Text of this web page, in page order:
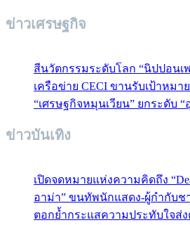
ข่าวเศรษฐกิจ
สีนวัตกรรมระดับโลก “นิปปอนเ
เครือข่าย CECI ขานรับเป้าหม
“เศรษฐกิจหมุนเวียน” ยกระดับ
ข่าวบันเทิง
เปิดจดหมายแห่งความคิดถึง
อาม่า” ขนทัพนักแสดง-ผู้กำกับช
ตอกย้ำกระแสความประทับใจส่